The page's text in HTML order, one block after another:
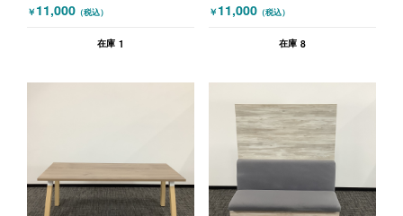
￥ 11,000 （税込）
在庫 1
￥ 11,000 （税込）
在庫 8